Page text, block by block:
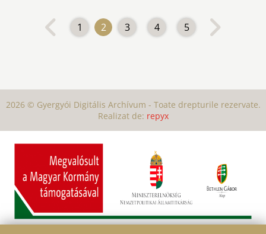
1 2 3 4 5
2026 © Gyergyói Digitális Archívum - Toate drepturile rezervate.
Realizat de: repyx